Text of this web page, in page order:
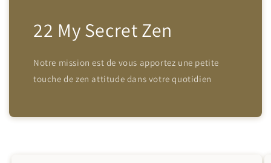
22 My Secret Zen
Notre mission est de vous apportez une petite
touche de zen attitude dans votre quotidien